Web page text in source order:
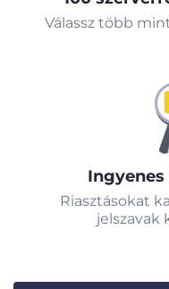
Válassz több
Ingyenes
Riasztásokat
jelszavak